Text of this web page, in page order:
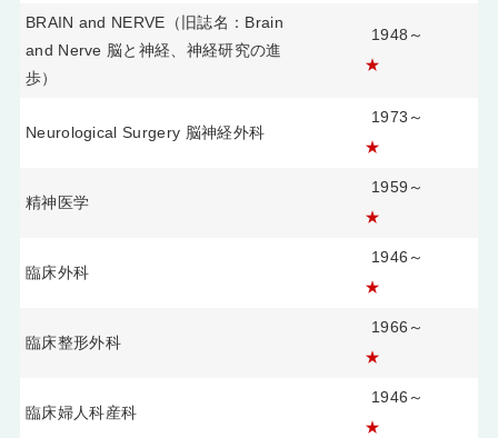
BRAIN and NERVE（旧誌名：Brain
and Nerve 脳と神経、神経研究の進
歩）
1948～
★
Neurological Surgery 脳神経外科
1973～
★
精神医学
1959～
★
臨床外科
1946～
★
臨床整形外科
1966～
★
臨床婦人科産科
1946～
★